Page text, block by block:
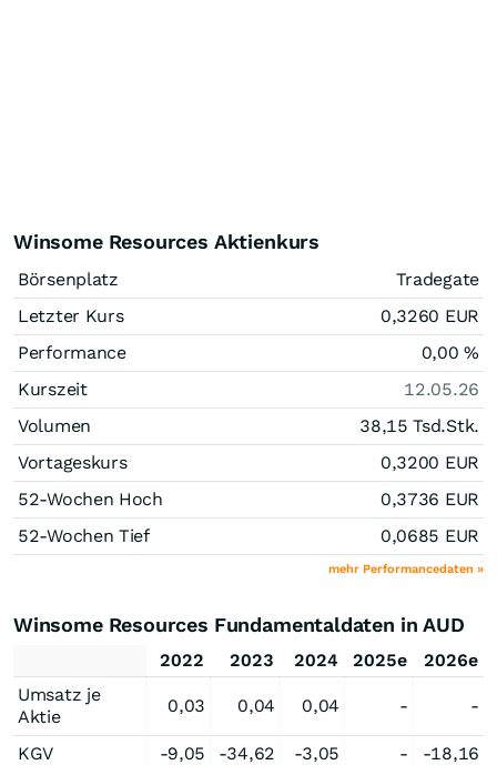
Winsome Resources Aktienkurs
Börsenplatz
Tradegate
Letzter Kurs
0,3260 EUR
Performance
0,00%
Kurszeit
12.05.26
Volumen
38,15 Tsd.Stk.
Vortageskurs
0,3200 EUR
52-Wochen Hoch
0,3736 EUR
52-Wochen Tief
0,0685 EUR
mehr Performancedaten »
Winsome Resources Fundamentaldaten in AUD
2022 2023 2024 2025e
2026e
Umsatz je
Aktie
0,03 0,04 0,04 - -
KGV -9,05 -34,62 -3,05 - -18,16